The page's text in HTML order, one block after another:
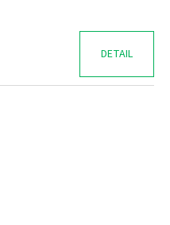
DETAIL